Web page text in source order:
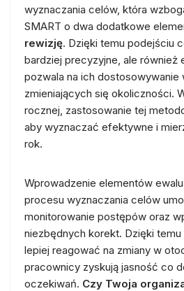
wyznaczania celów, która
SMART o dwa dodatkowe
rewizję. Dzięki temu podejściu
bardziej precyzyjne, ale również
pozwala na ich dostosowywanie
zmieniających się okoliczności.
rocznej, zastosowanie tej
aby wyznaczać efektywne i
rok.
Wprowadzenie elementów
procesu wyznaczania celów
monitorowanie postępów oraz
niezbędnych korekt. Dzięki
lepiej reagować na zmiany w
pracownicy zyskują jasność co
oczekiwań. Czy Twoja